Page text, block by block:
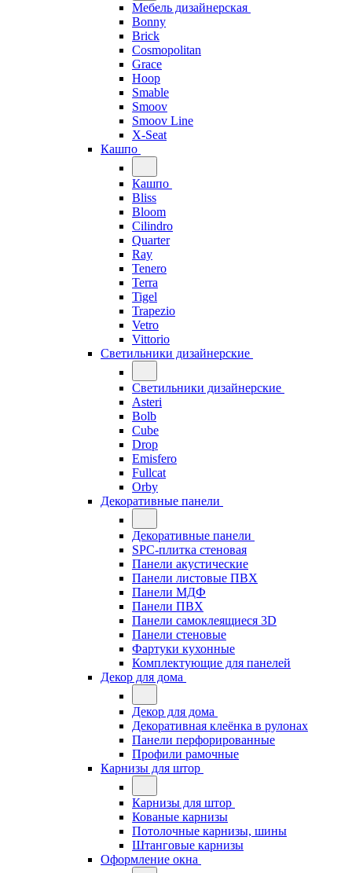
Мебель дизайнерская
Bonny
Brick
Cosmopolitan
Grace
Hoop
Smable
Smoov
Smoov Line
X-Seat
Кашпо
Кашпо
Bliss
Bloom
Cilindro
Quarter
Ray
Tenero
Terra
Tigel
Trapezio
Vetro
Vittorio
Светильники дизайнерские
Светильники дизайнерские
Asteri
Bolb
Cube
Drop
Emisfero
Fullcat
Orby
Декоративные панели
Декоративные панели
SPC-плитка стеновая
Панели акустические
Панели листовые ПВХ
Панели МДФ
Панели ПВХ
Панели самоклеящиеся 3D
Панели стеновые
Фартуки кухонные
Комплектующие для панелей
Декор для дома
Декор для дома
Декоративная клеёнка в рулонах
Панели перфорированные
Профили рамочные
Карнизы для штор
Карнизы для штор
Кованые карнизы
Потолочные карнизы, шины
Штанговые карнизы
Оформление окна